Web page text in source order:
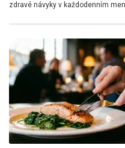
zdravé návyky v každodenním